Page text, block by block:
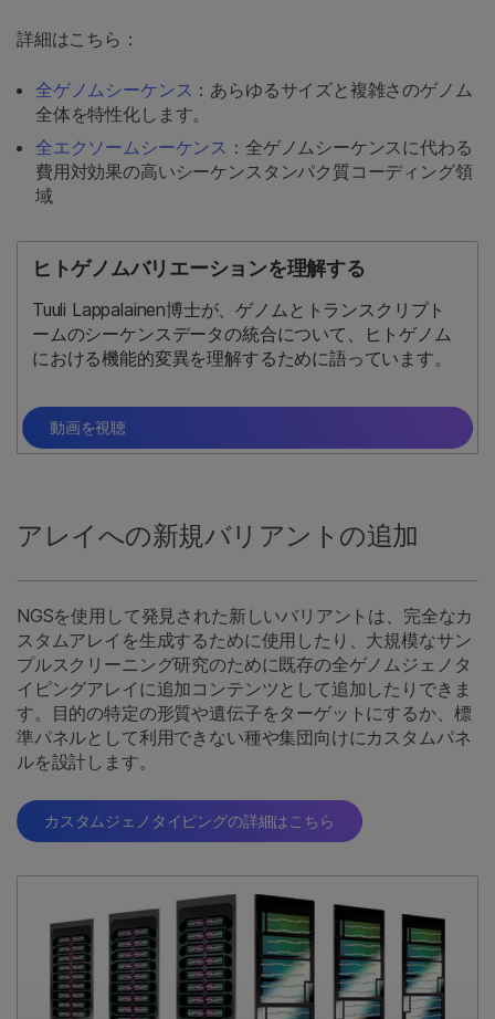
詳細はこちら：
全ゲノムシーケンス ：あらゆるサイズと複雑さのゲノム
全体を特性化します。
全エクソームシーケンス ：全ゲノムシーケンスに代わる
費用対効果の高いシーケンスタンパク質コーディング領
域
ヒトゲノムバリエーションを理解する
Tuuli Lappalainen博士が、ゲノムとトランスクリプト
ームのシーケンスデータの統合について、ヒトゲノム
における機能的変異を理解するために語っています。
動画を視聴
アレイへの新規バリアントの追加
NGSを使用して発見された新しいバリアントは、完全なカ
スタムアレイを生成するために使用したり、大規模なサン
プルスクリーニング研究のために既存の全ゲノムジェノタ
イピングアレイに追加コンテンツとして追加したりできま
す。目的の特定の形質や遺伝子をターゲットにするか、標
準パネルとして利用できない種や集団向けにカスタムパネ
ルを設計します。
カスタムジェノタイピングの詳細はこちら